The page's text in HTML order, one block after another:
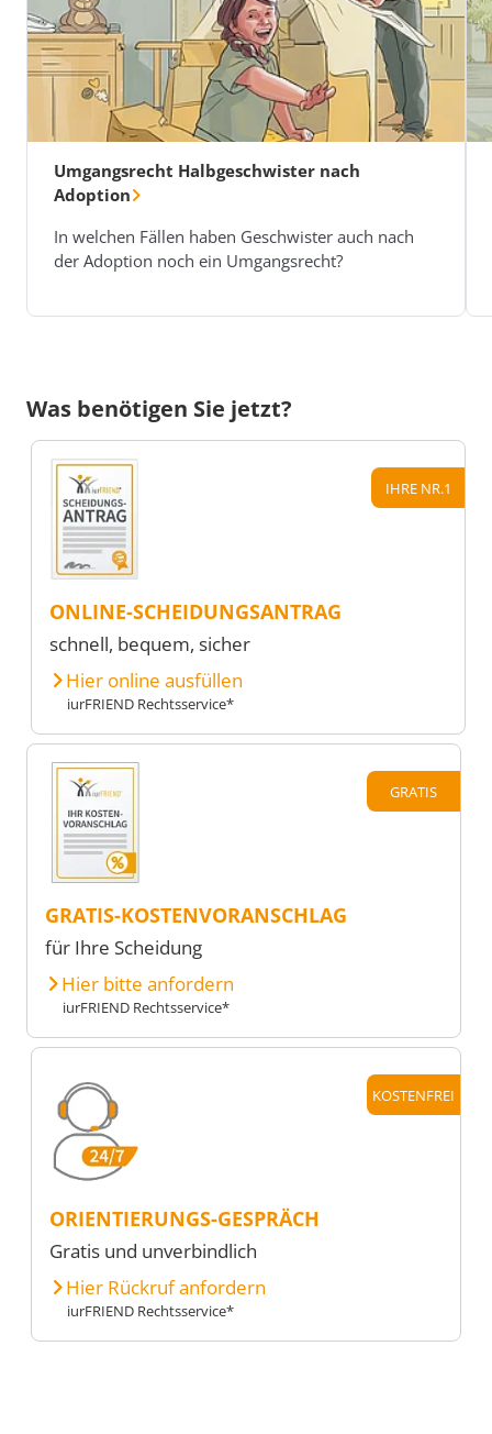
Umgangsrecht Halbgeschwister nach
Adoption
In welchen Fällen haben Geschwister auch nach
der Adoption noch ein Umgangsrecht?
Was benötigen Sie jetzt?
IHRE NR.1
ONLINE-SCHEIDUNGSANTRAG
schnell, bequem, sicher
Hier online ausfüllen
iurFRIEND Rechtsservice*
GRATIS
GRATIS-KOSTENVORANSCHLAG
für Ihre Scheidung
Hier bitte anfordern
iurFRIEND Rechtsservice*
KOSTENFREI
ORIENTIERUNGS-GESPRÄCH
Gratis und unverbindlich
Hier Rückruf anfordern
iurFRIEND Rechtsservice*